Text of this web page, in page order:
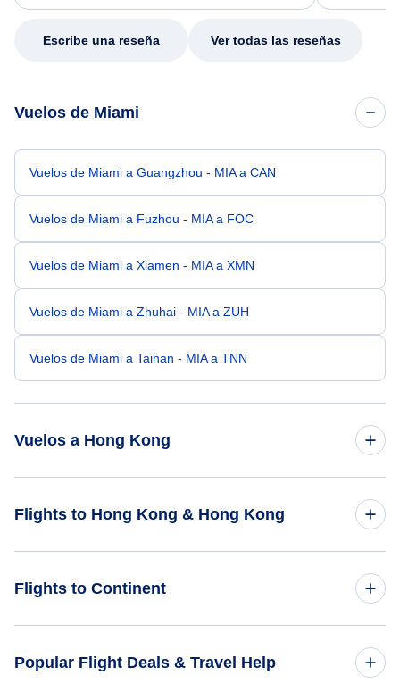
my issue.
Escribe una reseña Ver todas las reseñas
Vuelos de Miami
Vuelos de Miami a Guangzhou - MIA a CAN
Vuelos de Miami a Fuzhou - MIA a FOC
Vuelos de Miami a Xiamen - MIA a XMN
Vuelos de Miami a Zhuhai - MIA a ZUH
Vuelos de Miami a Tainan - MIA a TNN
Vuelos a Hong Kong
Vuelos de McAllen a Hong Kong - MFE a HKG
Flights to Hong Kong & Hong Kong
Flights to Continent
Popular Flight Deals & Travel Help